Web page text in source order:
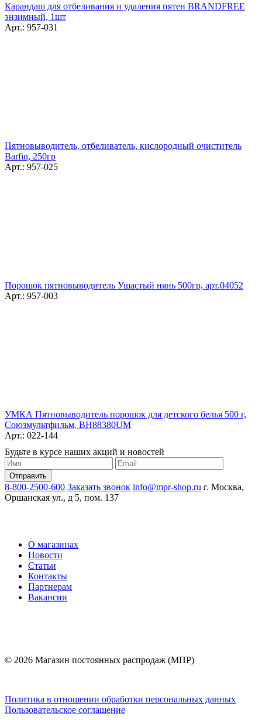
Карандаш для отбеливания и удаления пятен BRANDFREE
энзимный, 1шт
Арт.: 957-031
Пятновыводитель, отбеливатель, кислородный очиститель
Barfin, 250гр
Арт.: 957-025
Порошок пятновыводитель Ушастый нянь 500гр, арт.04052
Арт.: 957-003
УМКА Пятновыводитель порошок для детского белья 500 г,
Союзмультфильм, BH88380UM
Арт.: 022-144
Будьте в курсе наших акций и новостей
8-800-2500-600 Заказать звонок info@mpr-shop.ru г. Москва,
Оршанская ул., д 5, пом. 137
О магазинах
Новости
Статьи
Контакты
Партнерам
Вакансии
© 2026 Магазин постоянных распродаж (МПР)
Политика в отношении обработки персональных данных
Пользовательское соглашение